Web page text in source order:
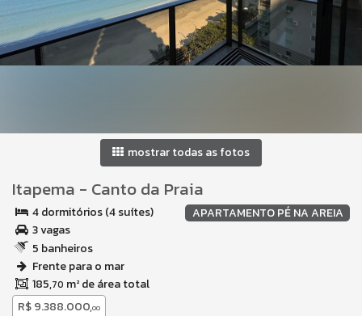
mostrar todas as fotos
Itapema - Canto da Praia
APARTAMENTO PÉ NA AREIA
4 dormitórios (4 suítes)
3 vagas
5 banheiros
Frente para o mar
185,70 m² de área total
R$ 9.388.000,00